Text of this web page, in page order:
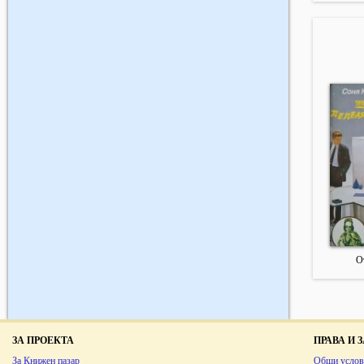
ЗА ПРОЕКТА
За Книжен пазар
ПРАВА И
Общи